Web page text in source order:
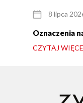
8 lipca
Oznaczenia
CZYTAJ